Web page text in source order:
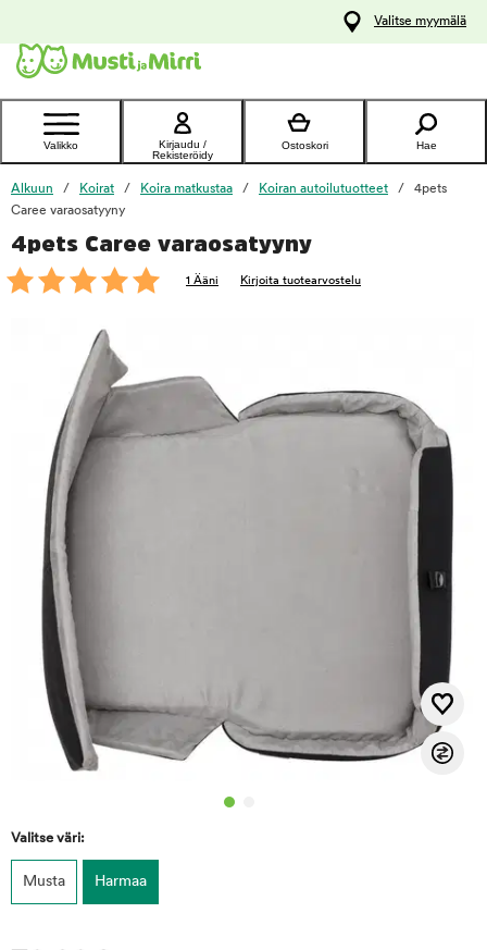
Ota yhteyttä
asiakaspalveluun
Valitse myymälä
Valikko
Kirjaudu /
Rekisteröidy
Ostoskori Hae
Alkuun Koirat Koira matkustaa Koiran autoilutuotteet
4pets
Caree varaosatyyny
4pets Caree varaosatyyny
1 Ääni Kirjoita tuotearvostelu
Valitse väri:
Musta Harmaa
foo